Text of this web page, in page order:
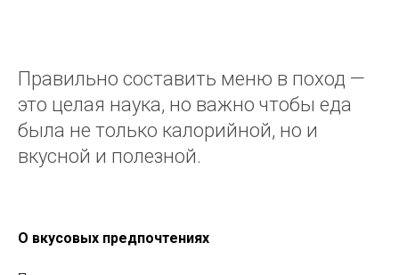
Правильно составить меню в поход —
это целая наука, но важно чтобы еда
была не только калорийной, но и
вкусной и полезной.
О вкусовых предпочтениях